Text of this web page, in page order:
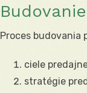
Proces budovania
ciele
stratégie